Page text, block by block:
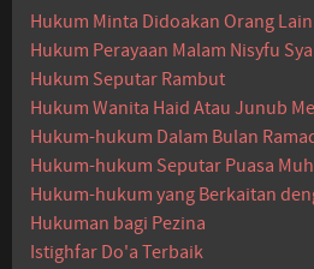
Hukum Minta Didoakan Orang Lain
Hukum Perayaan Malam Nisyfu
Hukum Seputar Rambut
Hukum Wanita Haid Atau Junub
Hukum-hukum Dalam Bulan
Hukum-hukum Seputar Puasa
Hukum-hukum yang Berkaitan
Hukuman bagi Pezina
Istighfar Do'a Terbaik